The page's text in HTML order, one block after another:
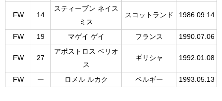
FW 14
スティーブン ネイス
ミス
スコットランド 1986.09.14
FW 19 マゲイ ゲイ フランス 1990.07.06
FW 27
アポストロス ベリオ
ス
ギリシャ 1992.01.08
FW ー ロメル ルカク ベルギー 1993.05.13